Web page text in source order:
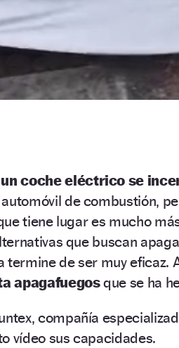
coche eléctrico se
de combustión,
tiene lugar es mucho
que buscan
termine de ser muy eficaz.
apagafuegosque se ha
compañía
vídeo sus capacidades.